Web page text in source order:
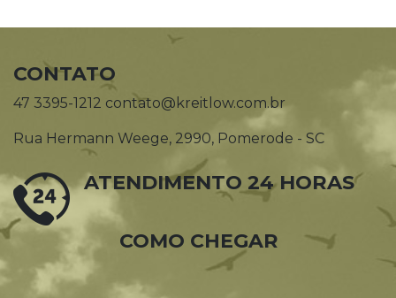
CONTATO
47 3395-1212 contato@kreitlow.com.br
Rua Hermann Weege, 2990, Pomerode - SC
ATENDIMENTO 24 HORAS
COMO CHEGAR